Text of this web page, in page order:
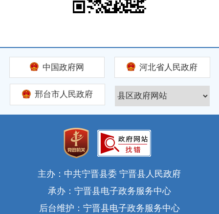
中国政府网 河北省人民政府
邢台市人民政府
主办：中共宁晋县委 宁晋县人民政府
承办：宁晋县电子政务服务中心
后台维护：宁晋县电子政务服务中心